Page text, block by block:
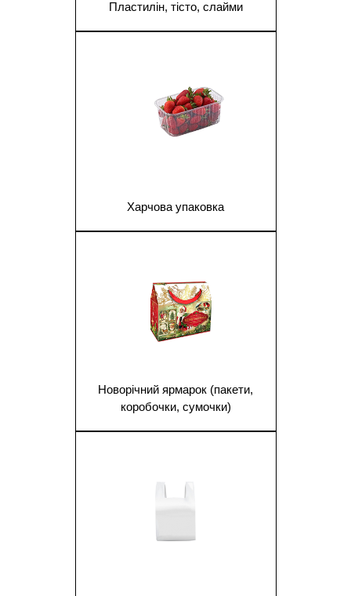
Пластилін, тісто, слайми
Харчова упаковка
Новорічний ярмарок (пакети,
коробочки, сумочки)